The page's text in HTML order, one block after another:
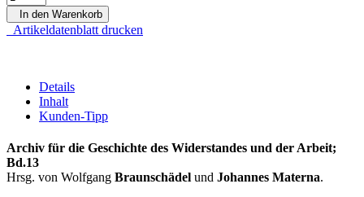
In den Warenkorb
Artikeldatenblatt drucken
Details
Inhalt
Kunden-Tipp
Archiv für die Geschichte des Widerstandes und der Arbeit;
Bd.13
Hrsg. von Wolfgang Braunschädel und Johannes Materna.